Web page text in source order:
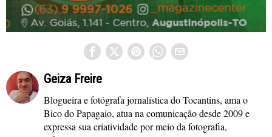
Geiza Freire
Blogueira e fotógrafa jornalística do Tocantins, ama o
Bico do Papagaio, atua na comunicação desde 2009 e
expressa sua criatividade por meio da fotografia,